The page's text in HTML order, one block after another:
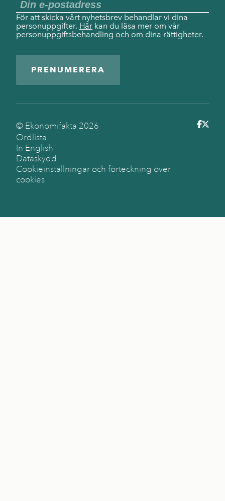
För att skicka vårt nyhetsbrev behandlar vi dina
personuppgifter. Här kan du läsa mer om vår
personuppgiftsbehandling och om dina rättigheter.
PRENUMERERA
© Ekonomifakta 2026
Ordlista
In English
Dataskydd
Cookieinställningar och förteckning över
cookies